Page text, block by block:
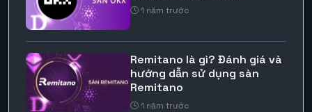
1 năm trước
Remitano là gì? Đánh giá và
hướng dẫn sử dụng sàn
Remitano
1 năm trước